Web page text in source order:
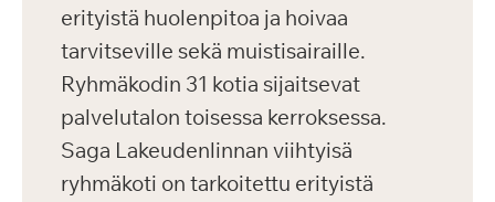
erityistä huolenpitoa ja hoivaa
tarvitseville sekä muistisairaille.
Ryhmäkodin 31 kotia sijaitsevat
palvelutalon toisessa kerroksessa.
Saga Lakeudenlinnan viihtyisä
ryhmäkoti on tarkoitettu erityistä